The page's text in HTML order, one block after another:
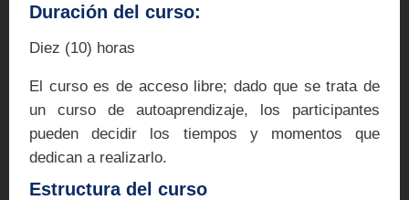
Duración del curso:
Diez (10) horas
El curso es de acceso libre; dado que se trata de
un curso de autoaprendizaje, los participantes
pueden decidir los tiempos y momentos que
dedican a realizarlo.
Estructura del curso